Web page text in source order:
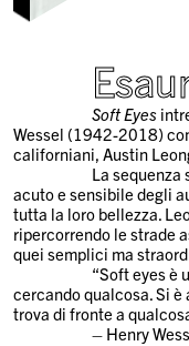
Soft Eyes
Wessel (1942-2018)
californiani, Austin
La sequenza
acuto e sensibile degli
tutta la loro bellezza.
ripercorrendo le strade
quei semplici ma
“Soft eyes è
cercando qualcosa. Si
trova di fronte a
– Henry